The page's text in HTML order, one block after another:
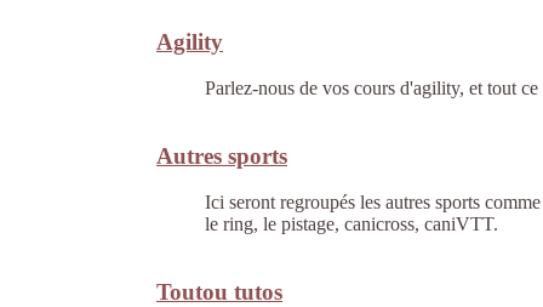
Agility
Parlez-nous de vos cours d'agility, et tout
Autres sports
Ici seront regroupés les autres sports
le ring, le pistage, canicross, caniVTT.
Toutou tutos